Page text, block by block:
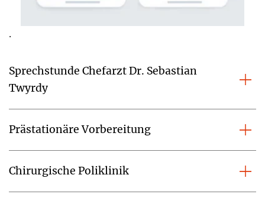
.
Sprechstunde Chefarzt Dr. Sebastian
Twyrdy
Prästationäre Vorbereitung
Chirurgische Poliklinik